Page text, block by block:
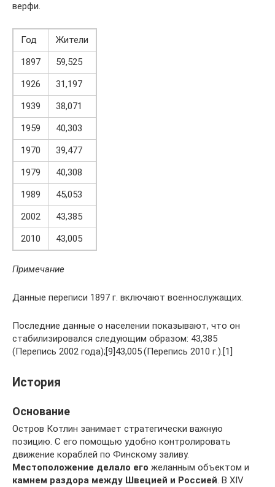
верфи.
Год
Жители
1897
59,525
1926
31,197
1939
38,071
1959
40,303
1970
39,477
1979
40,308
1989
45,053
2002
43,385
2010
43,005
Примечание
Данные переписи 1897 г. включают военнослужащих.
Последние данные о населении показывают, что он
стабилизировался следующим образом: 43,385
(Перепись 2002 года);[9]43,005 (Перепись 2010 г.).[1]
История
Основание
Остров Котлин занимает стратегически важную
позицию. С его помощью удобно контролировать
движение кораблей по Финскому заливу.
Местоположение делало его желанным объектом и
камнем раздора между Швецией и Россией. В XIV